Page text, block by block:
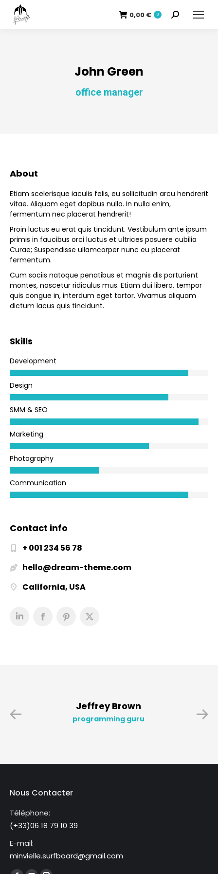
0,00 € 0
Recherche
John Green
office manager
About
Etiam scelerisque iaculis felis, eu sollicitudin arcu hendrerit
vitae. Aliquam eget dapibus nulla. In nulla enim,
fermentum nec placerat hendrerit!
Proin luctus eu erat quis tincidunt. Vestibulum ante ipsum
primis in faucibus orci luctus et ultrices posuere cubilia
Curae; Suspendisse ullamcorper nunc eu placerat
fermentum.
Cum sociis natoque penatibus et magnis dis parturient
montes, nascetur ridiculus mus. Etiam dui libero, tempor
quis congue in, interdum eget tortor. Vivamus aliquam
dictum lacus quis tincidunt.
Skills
Development
Design
SMM & SEO
Marketing
Photography
Communication
Contact info
+ 001 234 56 78
hello@dream-theme.com
California, USA
Jeffrey Brown
programming guru
Nous Contacter
Téléphone:
(+33)06 18 79 10 39
E-mail:
minvielle.surfboard@gmail.com